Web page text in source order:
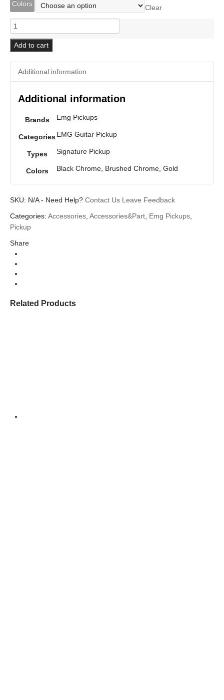
Colors
Clear
EMG
Guitar
Pickup
JH
"HET"
(James
Hetfield)
quantity
Add to cart
Additional information
Additional information
Brands Emg Pickups
CategoriesEMG Guitar Pickup
Types Signature Pickup
Colors Black Chrome, Brushed Chrome, Gold
SKU: N/A- Need Help? Contact Us Leave Feedback
Categories: Accessories Accessories&Part Emg Pickups
Pickup
Share
Related Products